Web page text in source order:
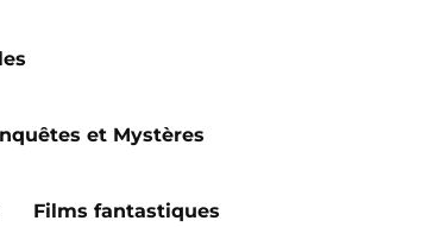
et Mystères
Films fantastiques